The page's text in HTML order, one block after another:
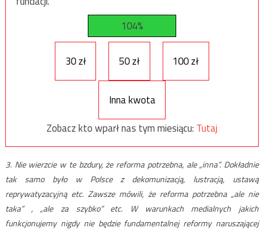
104%
30 zł 50 zł 100 zł
Inna kwota
Zobacz kto wparł nas tym miesiącu: Tutaj
3. Nie wierzcie w te bzdury, że reforma potrzebna, ale „inna”. Dokładnie
tak samo było w Polsce z dekomunizacją, lustracją, ustawą
reprywatyzacyjną etc. Zawsze mówili, że reforma potrzebna „ale nie
taka” , „ale za szybko” etc. W warunkach medialnych jakich
funkcjonujemy nigdy nie będzie fundamentalnej reformy naruszającej